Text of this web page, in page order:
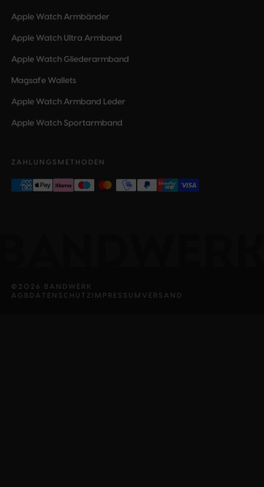
Apple Watch Armbänder
Apple Watch Ultra Armband
Apple Watch Gliederarmband
Magsafe Wallets
Apple Watch Armband Leder
Apple Watch Sportarmband
ZAHLUNGSMETHODEN
© 2026
BANDWERK
AGB DATENSCHUTZ IMPRESSUM VERSAND